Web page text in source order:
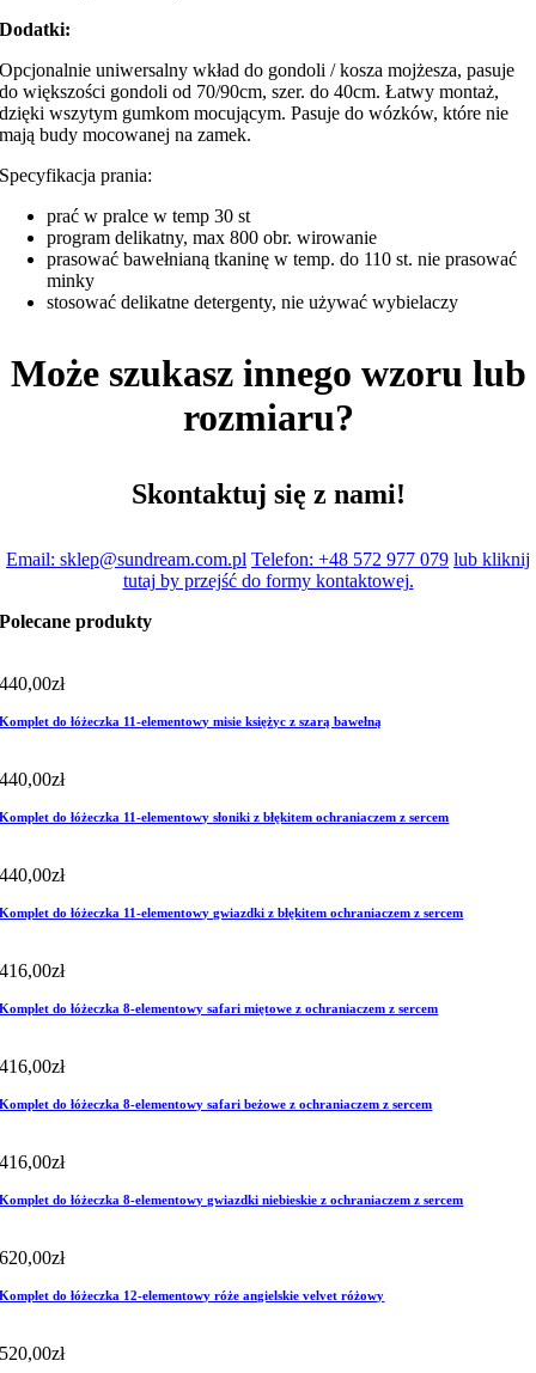
Dodatki:
Opcjonalnie uniwersalny wkład do gondoli / kosza mojżesza, pasuje
do większości gondoli od 70/90cm, szer. do 40cm. Łatwy montaż,
dzięki wszytym gumkom mocującym. Pasuje do wózków, które nie
mają budy mocowanej na zamek.
Specyfikacja prania:
prać w pralce w temp 30 st
program delikatny, max 800 obr. wirowanie
prasować bawełnianą tkaninę w temp. do 110 st. nie prasować
minky
stosować delikatne detergenty, nie używać wybielaczy
Może szukasz innego wzoru lub
rozmiaru?
Skontaktuj się z nami!
Email: sklep@sundream.com.pl Telefon: +48 572 977 079 lub kliknij
tutaj by przejść do formy kontaktowej.
Polecane produkty
440,00zł
Komplet do łóżeczka 11-elementowy misie księżyc z szarą bawełną
440,00zł
Komplet do łóżeczka 11-elementowy słoniki z błękitem ochraniaczem z sercem
440,00zł
Komplet do łóżeczka 11-elementowy gwiazdki z błękitem ochraniaczem z sercem
416,00zł
Komplet do łóżeczka 8-elementowy safari miętowe z ochraniaczem z sercem
416,00zł
Komplet do łóżeczka 8-elementowy safari beżowe z ochraniaczem z sercem
416,00zł
Komplet do łóżeczka 8-elementowy gwiazdki niebieskie z ochraniaczem z sercem
620,00zł
Komplet do łóżeczka 12-elementowy róże angielskie velvet różowy
520,00zł